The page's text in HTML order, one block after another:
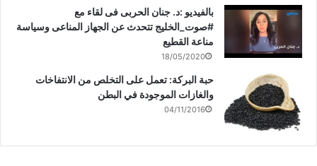
بالفيديو :د. جنان الحربى فى لقاء مع
#صوت_الخليج تتحدث عن الجهاز المناعى وسياسة
مناعة القطيع
18/05/2020
حبة البركة: تعمل على التخلص من الانتفاخات
والغازات الموجودة في البطن
04/11/2016